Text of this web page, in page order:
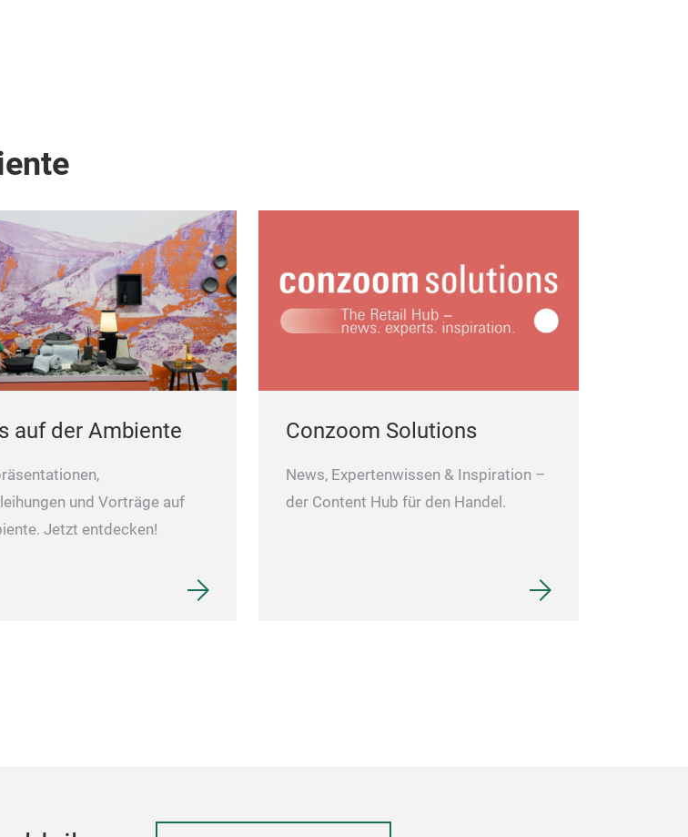
auf der Ambiente
und Vorträge auf
Jetzt entdecken!
Conzoom Solutions
News, Expertenwissen & Inspiration –
der Content Hub für den Handel.